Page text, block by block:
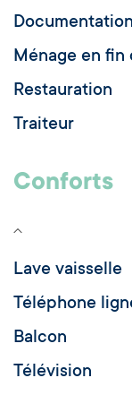
Ménage en fin
Restauration
Traiteur
Conforts
Lave vaisselle
Téléphone
Balcon
Télévision